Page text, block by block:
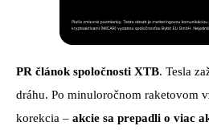
PR článok spoločnosti XTB. Tesla
dráhu. Po minuloročnom raketovom
korekcia – akcie sa prepadli o viac